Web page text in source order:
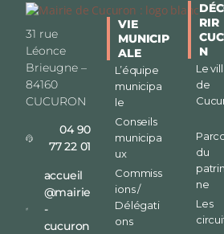
31 rue
Léonce
Brieugne –
84160
CUCURON
04 90
77 22 01
accueil
@mairie
-
cucuron
VIE
MUNICIP
ALE
L’équipe
municipa
le
Conseils
municipa
ux
Commiss
ions /
Délégati
ons
RIR
N
Le
de
du
ne
Les